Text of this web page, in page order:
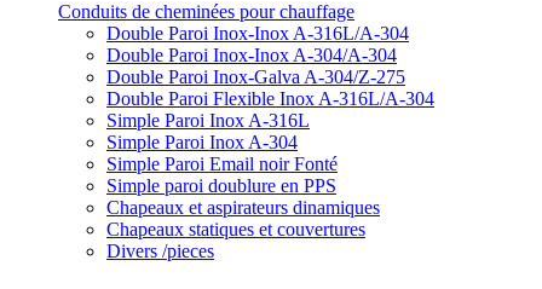
Conduits de cheminées pour chauffage
Double Paroi Inox-Inox A-316L/A-304
Double Paroi Inox-Inox A-304/A-304
Double Paroi Inox-Galva A-304/Z-275
Double Paroi Flexible Inox A-316L/A-304
Simple Paroi Inox A-316L
Simple Paroi Inox A-304
Simple Paroi Email noir Fonté
Simple paroi doublure en PPS
Chapeaux et aspirateurs dinamiques
Chapeaux statiques et couvertures
Divers /pieces